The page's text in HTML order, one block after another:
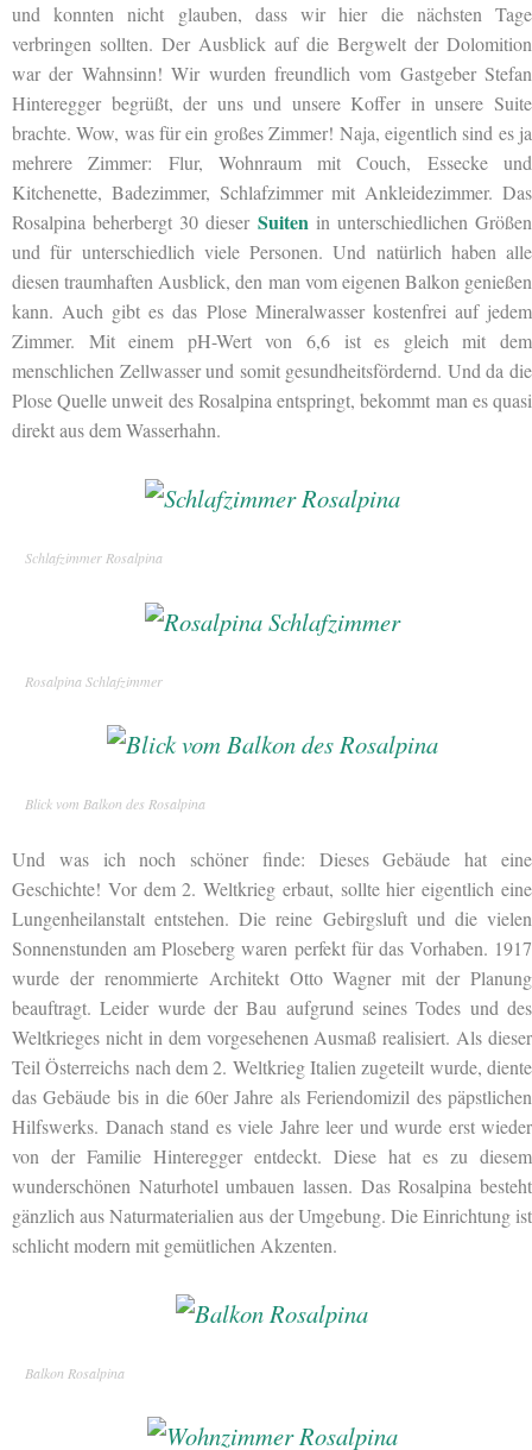
und konnten nicht glauben, dass wir hier die nächsten Tage
verbringen sollten. Der Ausblick auf die Bergwelt der Dolomition
war der Wahnsinn! Wir wurden freundlich vom Gastgeber Stefan
Hinteregger begrüßt, der uns und unsere Koffer in unsere Suite
brachte. Wow, was für ein großes Zimmer! Naja, eigentlich sind es ja
mehrere Zimmer: Flur, Wohnraum mit Couch, Essecke und
Kitchenette, Badezimmer, Schlafzimmer mit Ankleidezimmer. Das
Rosalpina beherbergt 30 dieser Suitenin unterschiedlichen Größen
und für unterschiedlich viele Personen. Und natürlich haben alle
diesen traumhaften Ausblick, den man vom eigenen Balkon genießen
kann. Auch gibt es das Plose Mineralwasser kostenfrei auf jedem
Zimmer. Mit einem pH-Wert von 6,6 ist es gleich mit dem
menschlichen Zellwasser und somit gesundheitsfördernd. Und da die
Plose Quelle unweit des Rosalpina entspringt, bekommt man es quasi
direkt aus dem Wasserhahn.
Schlafzimmer Rosalpina
Rosalpina Schlafzimmer
Blick vom Balkon des Rosalpina
Und was ich noch schöner finde: Dieses Gebäude hat eine
Geschichte! Vor dem 2. Weltkrieg erbaut, sollte hier eigentlich eine
Lungenheilanstalt entstehen. Die reine Gebirgsluft und die vielen
Sonnenstunden am Ploseberg waren perfekt für das Vorhaben. 1917
wurde der renommierte Architekt Otto Wagner mit der Planung
beauftragt. Leider wurde der Bau aufgrund seines Todes und des
Weltkrieges nicht in dem vorgesehenen Ausmaß realisiert. Als dieser
Teil Österreichs nach dem 2. Weltkrieg Italien zugeteilt wurde, diente
das Gebäude bis in die 60er Jahre als Feriendomizil des päpstlichen
Hilfswerks. Danach stand es viele Jahre leer und wurde erst wieder
von der Familie Hinteregger entdeckt. Diese hat es zu diesem
wunderschönen Naturhotel umbauen lassen. Das Rosalpina besteht
gänzlich aus Naturmaterialien aus der Umgebung. Die Einrichtung ist
schlicht modern mit gemütlichen Akzenten.
Balkon Rosalpina